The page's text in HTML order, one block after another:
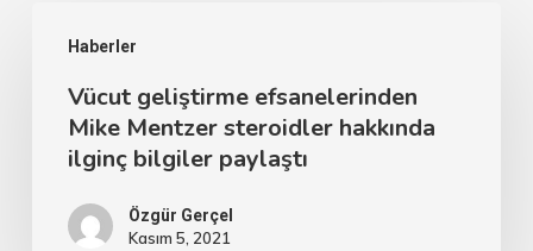
Haberler
Vücut geliştirme efsanelerinden
Mike Mentzer steroidler hakkında
ilginç bilgiler paylaştı
Özgür Gerçel
Kasım 5, 2021